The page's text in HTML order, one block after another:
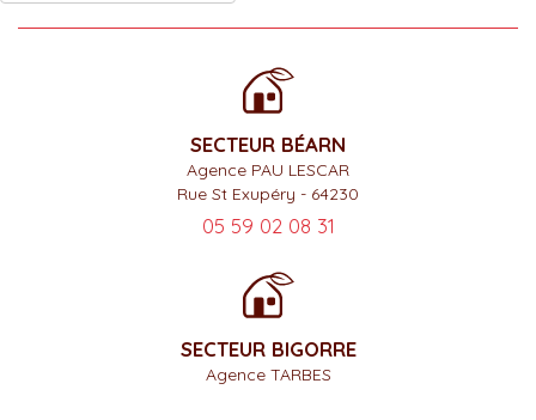
SECTEUR BÉARN
Agence PAU LESCAR
Rue St Exupéry - 64230
05 59 02 08 31
SECTEUR BIGORRE
Agence TARBES